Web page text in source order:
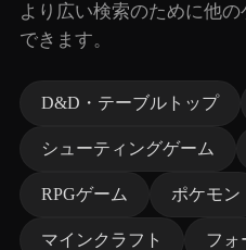
より広い検索のために他
できます。
D&D・テーブルトップ
シューティングゲーム
RPGゲーム ポケモン
マインクラフト フォ